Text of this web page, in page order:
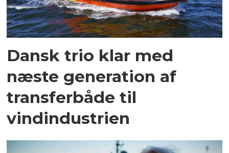
Dansk trio klar med
næste generation af
transferbåde til
vindindustrien